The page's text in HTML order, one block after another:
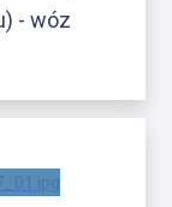
- wóz